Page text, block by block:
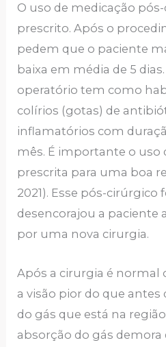
O uso de medicação
prescrito. Após o
pedem que o paciente
baixa em média de 5
operatório tem como
colírios (gotas) de
inflamatórios com
mês. É importante o uso
prescrita para uma boa
2021). Esse pós-cirúrgico
desencorajou a paciente
por uma nova cirurgia.
Após a cirurgia é normal
a visão pior do que
do gás que está na
absorção do gás demora